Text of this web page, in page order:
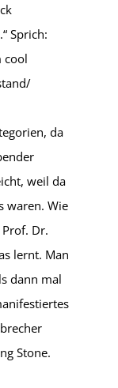
Sprich:
cool
da
weil da
waren. Wie
Dr.
lernt. Man
dann mal
Stone.